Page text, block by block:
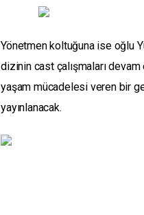
Yönetmen koltuğuna ise oğlu
dizinin cast çalışmaları
yaşam mücadelesi veren bir
yayınlanacak.